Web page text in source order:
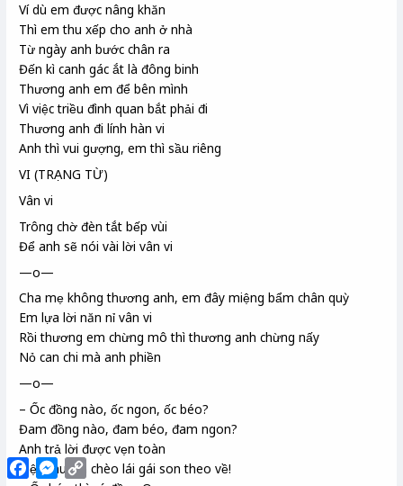
Ví dù em được nâng khăn
Thì em thu xếp cho anh ở nhà
Từ ngày anh bước chân ra
Đến kì canh gác ắt là đông binh
Thương anh em để bên mình
Vì việc triều đình quan bắt phải đi
Thương anh đi lính hàn vi
Anh thì vui gượng, em thì sầu riêng
VI (TRẠNG TỪ)
Vân vi
Trông chờ đèn tắt bếp vùi
Để anh sẽ nói vài lời vân vi
—o—
Cha mẹ không thương anh, em đây miệng bẩm chân quỳ
Em lựa lời năn nỉ vân vi
Rồi thương em chừng mô thì thương anh chừng nấy
Nỏ can chi mà anh phiền
—o—
– Ốc đồng nào, ốc ngon, ốc béo?
Đam đồng nào, đam béo, đam ngon?
Anh trả lời được vẹn toàn
Tiện thuyền chèo lái gái son theo về!
FacebookMessenger
Copy
Link